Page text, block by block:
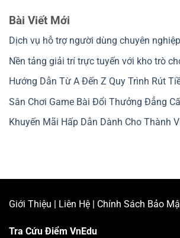
Bài Viết Mới
Dịch vụ hỗ trợ người dùng chuyên nghiệp
Nền tảng giải trí trực tuyến với kho trò
Hướng Dẫn Từ A Đến Z Quy Trình Rút
Sân Chơi Game Bài Đổi Thưởng Đẳng
Khuyến Mãi Hấp Dẫn Dành Cho Thành
Giới Thiệu Liên Hệ Chính Sách Bảo
Tra Cứu Điểm VnEdu